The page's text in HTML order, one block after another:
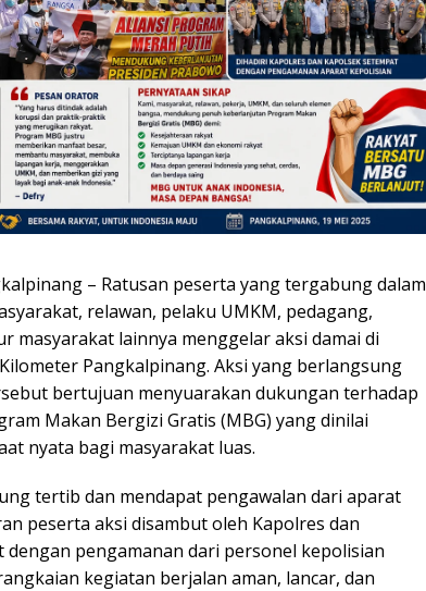
– Ratusan peserta yang tergabung dalam
relawan, pelaku UMKM, pedagang,
masyarakat lainnya menggelar aksi damai di
Pangkalpinang. Aksi yang berlangsung
bertujuan menyuarakan dukungan terhadap
Makan Bergizi Gratis (MBG) yang dinilai
nyata bagi masyarakat luas.
tertib dan mendapat pengawalan dari aparat
peserta aksi disambut oleh Kapolres dan
dengan pengamanan dari personel kepolisian
kegiatan berjalan aman, lancar, dan